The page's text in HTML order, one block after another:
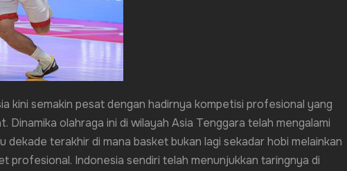
kini semakin pesat dengan hadirnya kompetisi profesional yang
olahraga ini di wilayah Asia Tenggara telah mengalami
dekade terakhir di mana basket bukan lagi sekadar hobi melainkan
profesional. Indonesia sendiri telah menunjukkan taringnya di